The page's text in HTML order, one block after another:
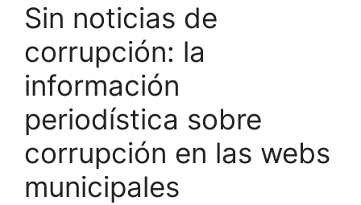
Sin noticias de
corrupción: la
información
periodística sobre
corrupción en las webs
municipales